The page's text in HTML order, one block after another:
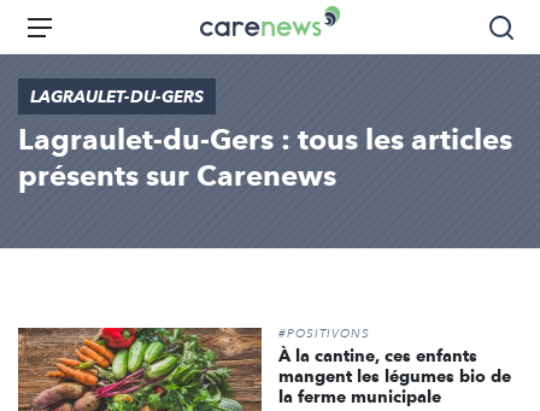
Aller
principal
Carenews,
Le
média
des
acteurs
de
l'engagement
Menu
LAGRAULET-DU-GERS
Lagraulet-du-Gers : tous les articles
présents sur Carenews
#POSITIVONS
À la cantine, ces enfants
mangent les légumes bio de
la ferme municipale